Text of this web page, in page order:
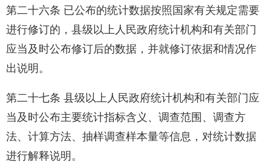
第二十六条 已公布的统计数据按照国家有关规定需要
进行修订的，县级以上人民政府统计机构和有关部门
应当及时公布修订后的数据，并就修订依据和情况作
出说明。
第二十七条 县级以上人民政府统计机构和有关部门应
当及时公布主要统计指标含义、调查范围、调查方
法、计算方法、抽样调查样本量等信息，对统计数据
进行解释说明。